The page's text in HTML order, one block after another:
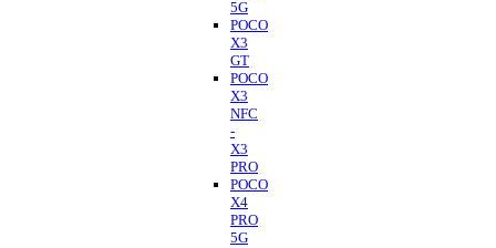
5G
POCO
X3
GT
POCO
X3
NFC
-
X3
PRO
POCO
X4
PRO
5G